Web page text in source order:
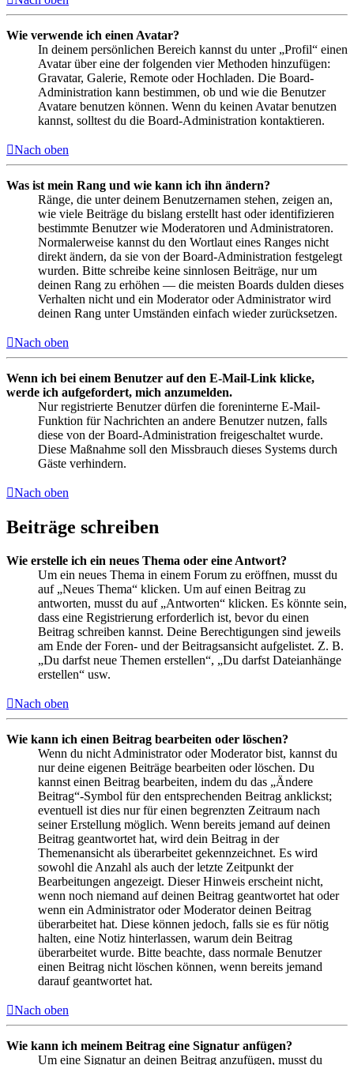
Wie verwende ich einen Avatar?
In deinem persönlichen Bereich kannst du unter „Profil“ einen
Avatar über eine der folgenden vier Methoden hinzufügen:
Gravatar, Galerie, Remote oder Hochladen. Die Board-
Administration kann bestimmen, ob und wie die Benutzer
Avatare benutzen können. Wenn du keinen Avatar benutzen
kannst, solltest du die Board-Administration kontaktieren.
Nach oben
Was ist mein Rang und wie kann ich ihn ändern?
Ränge, die unter deinem Benutzernamen stehen, zeigen an,
wie viele Beiträge du bislang erstellt hast oder identifizieren
bestimmte Benutzer wie Moderatoren und Administratoren.
Normalerweise kannst du den Wortlaut eines Ranges nicht
direkt ändern, da sie von der Board-Administration festgelegt
wurden. Bitte schreibe keine sinnlosen Beiträge, nur um
deinen Rang zu erhöhen — die meisten Boards dulden dieses
Verhalten nicht und ein Moderator oder Administrator wird
deinen Rang unter Umständen einfach wieder zurücksetzen.
Nach oben
Wenn ich bei einem Benutzer auf den E-Mail-Link klicke,
werde ich aufgefordert, mich anzumelden.
Nur registrierte Benutzer dürfen die foreninterne E-Mail-
Funktion für Nachrichten an andere Benutzer nutzen, falls
diese von der Board-Administration freigeschaltet wurde.
Diese Maßnahme soll den Missbrauch dieses Systems durch
Gäste verhindern.
Nach oben
Beiträge schreiben
Wie erstelle ich ein neues Thema oder eine Antwort?
Um ein neues Thema in einem Forum zu eröffnen, musst du
auf „Neues Thema“ klicken. Um auf einen Beitrag zu
antworten, musst du auf „Antworten“ klicken. Es könnte sein,
dass eine Registrierung erforderlich ist, bevor du einen
Beitrag schreiben kannst. Deine Berechtigungen sind jeweils
am Ende der Foren- und der Beitragsansicht aufgelistet. Z. B.
„Du darfst neue Themen erstellen“, „Du darfst Dateianhänge
erstellen“ usw.
Nach oben
Wie kann ich einen Beitrag bearbeiten oder löschen?
Wenn du nicht Administrator oder Moderator bist, kannst du
nur deine eigenen Beiträge bearbeiten oder löschen. Du
kannst einen Beitrag bearbeiten, indem du das „Ändere
Beitrag“-Symbol für den entsprechenden Beitrag anklickst;
eventuell ist dies nur für einen begrenzten Zeitraum nach
seiner Erstellung möglich. Wenn bereits jemand auf deinen
Beitrag geantwortet hat, wird dein Beitrag in der
Themenansicht als überarbeitet gekennzeichnet. Es wird
sowohl die Anzahl als auch der letzte Zeitpunkt der
Bearbeitungen angezeigt. Dieser Hinweis erscheint nicht,
wenn noch niemand auf deinen Beitrag geantwortet hat oder
wenn ein Administrator oder Moderator deinen Beitrag
überarbeitet hat. Diese können jedoch, falls sie es für nötig
halten, eine Notiz hinterlassen, warum dein Beitrag
überarbeitet wurde. Bitte beachte, dass normale Benutzer
einen Beitrag nicht löschen können, wenn bereits jemand
darauf geantwortet hat.
Nach oben
Wie kann ich meinem Beitrag eine Signatur anfügen?
Um eine Signatur an deinen Beitrag anzufügen, musst du